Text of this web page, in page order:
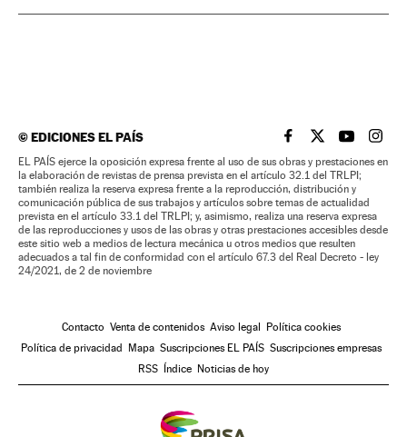
©EDICIONES EL PAÍS EL PAÍS BRASIL EN
EL PAÍSEL PAÍS
EL
EL PAÍS ejerce la oposición expresa frente al uso de sus obras y prestaciones en
la elaboración de revistas de prensa prevista en el artículo 32.1 del TRLPI;
también realiza la reserva expresa frente a la reproducción, distribución y
comunicación pública de sus trabajos y artículos sobre temas de actualidad
prevista en el artículo 33.1 del TRLPI; y, asimismo, realiza una reserva expresa
de las reproducciones y usos de las obras y otras prestaciones accesibles desde
este sitio web a medios de lectura mecánica u otros medios que resulten
adecuados a tal fin de conformidad con el artículo 67.3 del Real Decreto - ley
24/2021, de 2 de noviembre
Contacto Venta de contenidos Aviso legal Política cookies
Política de privacidad Mapa Suscripciones EL PAÍS Suscripciones empresas
RSS Índice Noticias de hoy